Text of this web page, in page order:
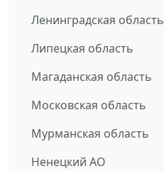
Ленинградская область
Липецкая область
Магаданская область
Московская область
Мурманская область
Ненецкий АО